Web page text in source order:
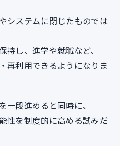
システムに閉じたものでは
し、進学や就職など、
再利用できるようになりま
一段進めると同時に、
性を制度的に高める試みだ